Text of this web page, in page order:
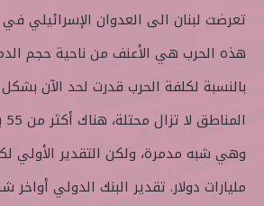
هذه الحرب هي الأعنف من ناحية حجم
بالنسبة لكلفة الحرب قدرت لحد الآن